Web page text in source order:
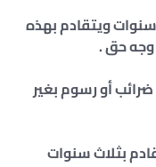
سنوات ويتقادم بهذه
وجه حق .
أو رسوم بغير
” يتقادم بثلاث سنوات